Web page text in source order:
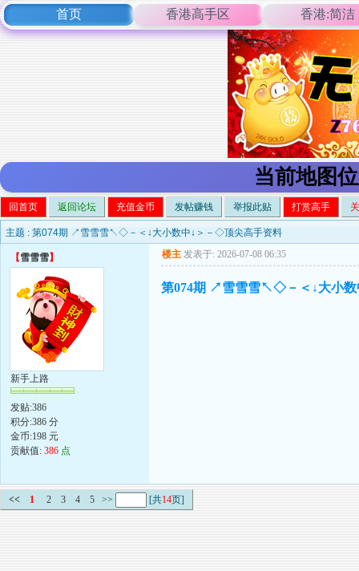
首页 香港高手区 香港:简洁
当前地图
回首页 返回论坛 充值金币 发帖赚钱 举报此贴 打赏高手
主题 : 第074期 ↗雪雪雪↖◇－＜↓大小数中↓＞－◇顶尖高手资料
【雪雪雪】
新手上路
发贴:386
积分:386 分
金币:198 元
贡献值: 386 点
楼主 发表于: 2026-07-08 06:35
第074期 ↗雪雪雪↖◇－＜↓大小
<< 1 2 3 4 5 >> [共14页]